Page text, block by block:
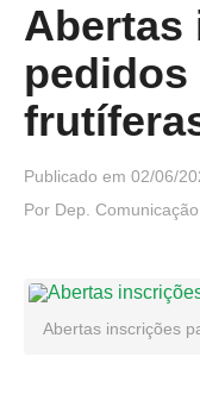
Abertas
pedidos
Publicado em 02/06/
Por Dep.
Abertas inscrições